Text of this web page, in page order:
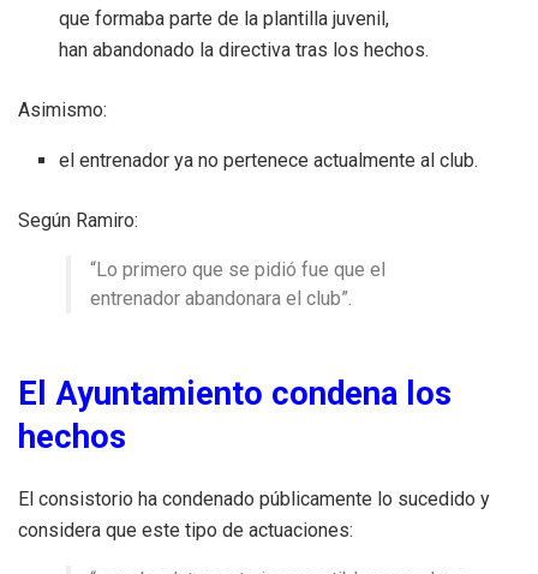
que formaba parte de la plantilla juvenil,
han abandonado la directiva tras los hechos.
Asimismo:
el entrenador ya no pertenece actualmente al club.
Según Ramiro:
“Lo primero que se pidió fue que el
entrenador abandonara el club”.
El Ayuntamiento condena los
hechos
El consistorio ha condenado públicamente lo sucedido y
considera que este tipo de actuaciones: